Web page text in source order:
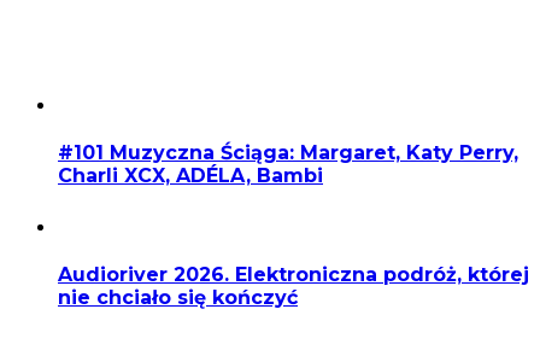
#101 Muzyczna Ściąga: Margaret, Katy Perry,
Charli XCX, ADÉLA, Bambi
Audioriver 2026. Elektroniczna podróż, której
nie chciało się kończyć